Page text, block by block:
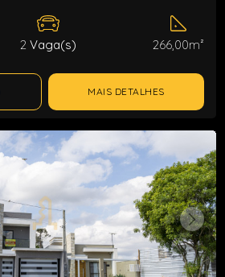
2 Vaga(s) 266,00m²
MAIS DETALHES